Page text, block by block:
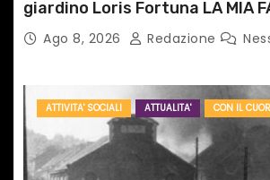
giardino Loris Fortuna LA MIA
TAIPEIAgo 8, 2026 Redazione
ATTIVITA' SOCIALI ATTUALITA' CON IL